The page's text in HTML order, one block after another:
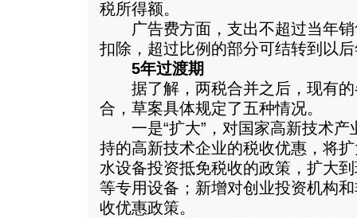
税所得额。
广告费方面，支出不超过当年销
扣除，超过比例的部分可结转到以
5年过渡期
据了解，两税合并之后，现有的
合，草案具体规定了五种情况。
一是“扩大”，对国家高新技术产
持的高新技术企业的税收优惠，将
水设备投资抵免税收的政策，扩大
等专用设备；新增对创业投资机构
收优惠政策。